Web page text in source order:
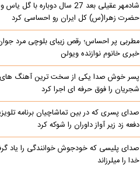
شادمهر عقیلی بعد 27 سال دوباره با گل
حضرت زهرا(س) کل ایران رو احساسی کرد
مطربی پر احساس؛ رقص زیبای بلوچی مرد
خبری خانوم نوازنده ویولن
پسر خوش صدا یکی از سخت ترین آهنگ
شجریان را فوق حرفه ای اجرا کرد
صدای پسری که در بین تماشاچیان برنامه
دفعه زد زیر آواز داوران را شوکه کرد
صدای پلیسی که خودجوش خوانندگی را یاد
خدا را میلرزاند